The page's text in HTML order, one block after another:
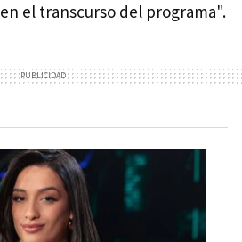
el transcurso del programa".